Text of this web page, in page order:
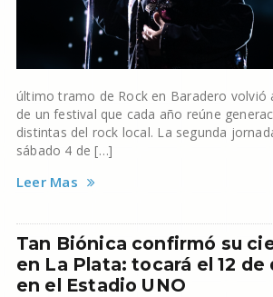
último tramo de Rock en Baradero volvió
de un festival que cada año reúne
distintas del rock local. La segunda
sábado 4 de […]
Leer Mas
Tan Biónica confirmó su
en La Plata: tocará el 12
en el Estadio UNO